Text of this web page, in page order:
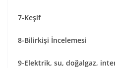
7-Keşif
8-Bilirkişi İncelemesi
9-Elektrik, su, doğalgaz,